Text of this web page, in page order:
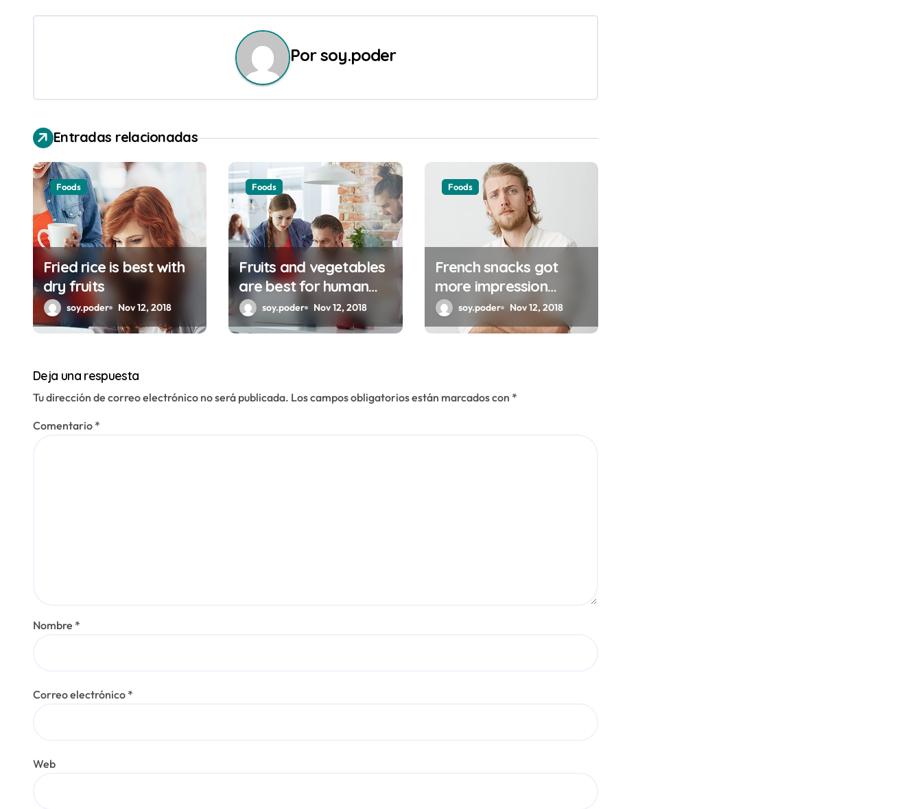
c
i
ó
n
d
e
n
t
r
a
Porsoy.poder
Entradas relacionadas
Foods
Fried rice is best with
dry fruits
soy.poder Nov 12, 2018
Foods
Fruits and vegetables
are best for human
brainsoy.poder Nov 12, 2018
Foods
French snacks got
more impression
nowadays
soy.poder Nov 12, 2018
Deja una respuesta
Tu dirección de correo electrónico no será publicada. Los campos obligatorios están marcados con *
Comentario *
Nombre *
Correo electrónico *
Web